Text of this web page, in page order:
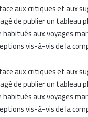
aux critiques et aux
de publier un tableau
habitués aux voyages
vis-à-vis de la
aux critiques et aux
de publier un tableau
habitués aux voyages
vis-à-vis de la